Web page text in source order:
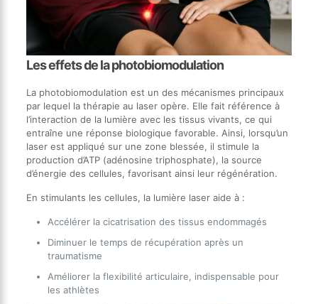
Les effets de la photobiomodulation
La photobiomodulation est un des mécanismes principaux
par lequel la thérapie au laser opère. Elle fait référence à
l’interaction de la lumière avec les tissus vivants, ce qui
entraîne une réponse biologique favorable. Ainsi, lorsqu’un
laser est appliqué sur une zone blessée, il stimule la
production d’ATP (adénosine triphosphate), la source
d’énergie des cellules, favorisant ainsi leur régénération.
En stimulants les cellules, la lumière laser aide à :
Accélérer la cicatrisation des tissus endommagés
Diminuer le temps de récupération après un
traumatisme
Améliorer la flexibilité articulaire, indispensable pour
les athlètes